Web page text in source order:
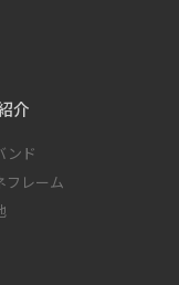
介
ンド
フレーム